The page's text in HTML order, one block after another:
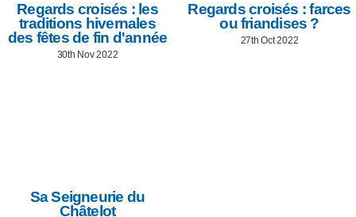
Regards croisés : les
traditions hivernales
des fêtes de fin d'année
30th Nov 2022
Regards croisés : farces
ou friandises ?
27th Oct 2022
Sa Seigneurie du
Châtelot